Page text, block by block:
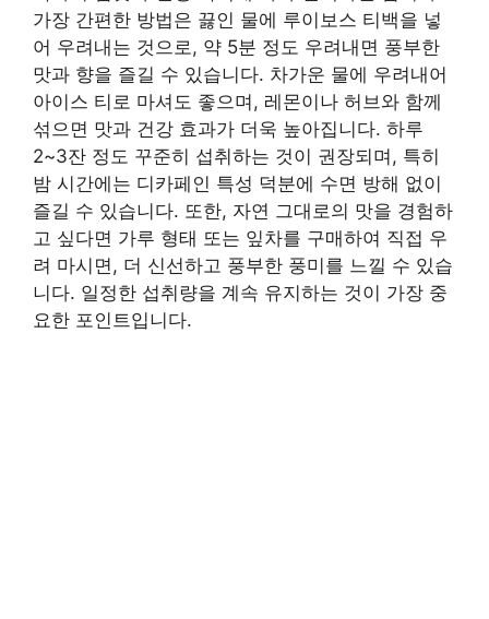
가장 간편한 방법은 끓인 물에 루이보스 티백을 넣
어 우려내는 것으로, 약 5분 정도 우려내면 풍부한
맛과 향을 즐길 수 있습니다. 차가운 물에 우려내어
아이스 티로 마셔도 좋으며, 레몬이나 허브와 함께
섞으면 맛과 건강 효과가 더욱 높아집니다. 하루
2~3잔 정도 꾸준히 섭취하는 것이 권장되며, 특히
밤 시간에는 디카페인 특성 덕분에 수면 방해 없이
즐길 수 있습니다. 또한, 자연 그대로의 맛을 경험하
고 싶다면 가루 형태 또는 잎차를 구매하여 직접 우
려 마시면, 더 신선하고 풍부한 풍미를 느낄 수 있습
니다. 일정한 섭취량을 계속 유지하는 것이 가장 중
요한 포인트입니다.